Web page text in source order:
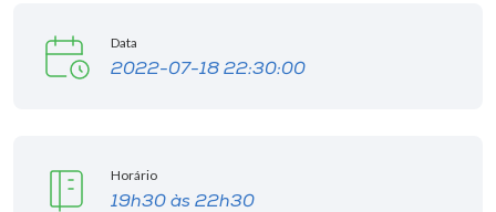
Data
2022-07-18 22:30:00
Horário
19h30 às 22h30